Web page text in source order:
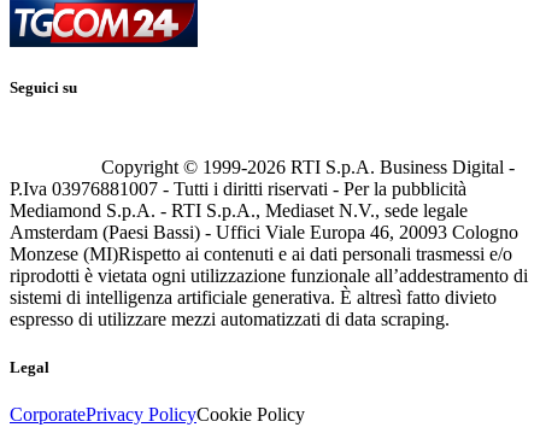
Seguici su
Copyright © 1999-2026 RTI S.p.A. Business Digital -
P.Iva 03976881007 - Tutti i diritti riservati - Per la pubblicità
Mediamond S.p.A. - RTI S.p.A., Mediaset N.V., sede legale
Amsterdam (Paesi Bassi) - Uffici Viale Europa 46, 20093 Cologno
Monzese (MI)Rispetto ai contenuti e ai dati personali trasmessi e/o
riprodotti è vietata ogni utilizzazione funzionale all’addestramento di
sistemi di intelligenza artificiale generativa. È altresì fatto divieto
espresso di utilizzare mezzi automatizzati di data scraping.
Legal
CorporatePrivacy PolicyCookie Policy